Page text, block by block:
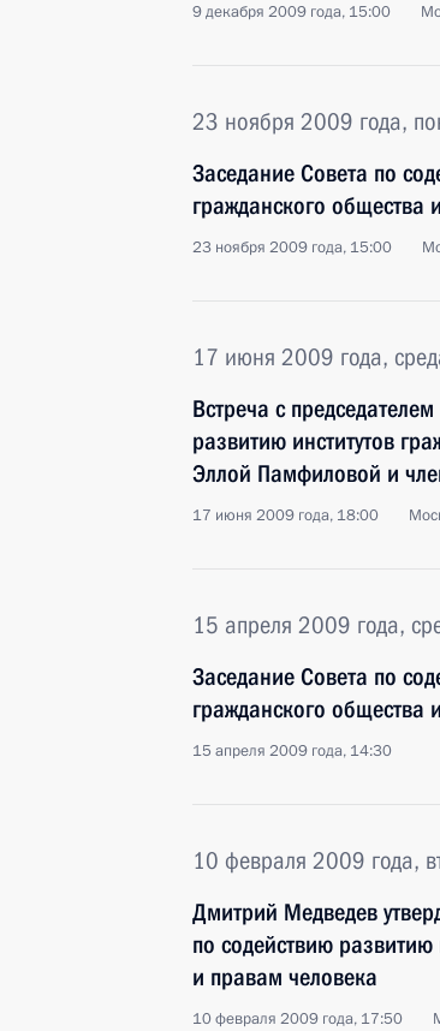
9 декабря 2009 года, 15:00
23 ноября 2009 года,
Заседание Совета по
гражданского общества
23 ноября 2009 года, 15:00
17 июня 2009 года,
Встреча с
развитию институтов
Эллой Памфиловой и
17 июня 2009 года, 18:00
15 апреля 2009 года,
Заседание Совета по
гражданского общества
15 апреля 2009 года, 14:30
10 февраля 2009 года,
Дмитрий Медведев
по содействию развитию
и правам человека
10 февраля 2009 года, 17:50